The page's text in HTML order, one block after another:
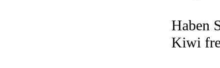
Haben
Kiwi